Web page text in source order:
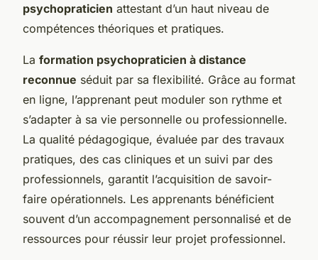
psychopraticien attestant d’un haut niveau de
compétences théoriques et pratiques.
La formation psychopraticien à distance
reconnue séduit par sa flexibilité. Grâce au format
en ligne, l’apprenant peut moduler son rythme et
s’adapter à sa vie personnelle ou professionnelle.
La qualité pédagogique, évaluée par des travaux
pratiques, des cas cliniques et un suivi par des
professionnels, garantit l’acquisition de savoir-
faire opérationnels. Les apprenants bénéficient
souvent d’un accompagnement personnalisé et de
ressources pour réussir leur projet professionnel.